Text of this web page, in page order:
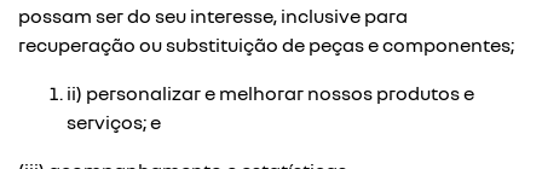
possam ser do seu interesse, inclusive para
recuperação ou substituição de peças e componentes;
ii) personalizar e melhorar nossos produtos e
serviços; e